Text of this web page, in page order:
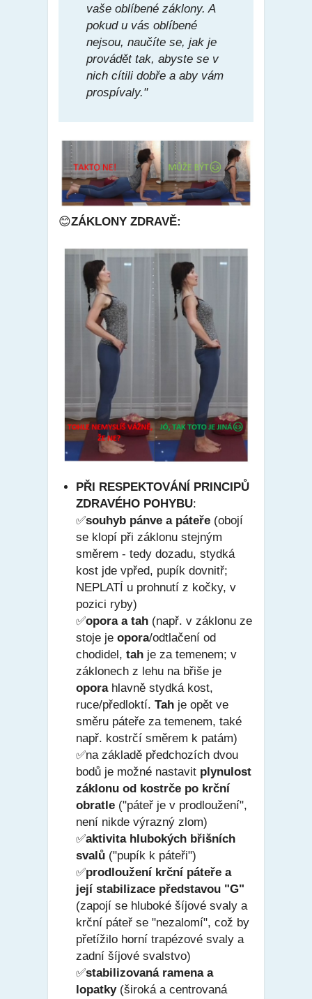
vaše oblíbené záklony. A
pokud u vás oblíbené
nejsou, naučíte se, jak je
provádět tak, abyste se v
nich cítili dobře a aby vám
prospívaly."
😊ZÁKLONY ZDRAVĚ:
PŘI RESPEKTOVÁNÍ PRINCIPŮ
ZDRAVÉHO POHYBU:
✅souhyb pánve a páteře (obojí
se klopí při záklonu stejným
směrem - tedy dozadu, stydká
kost jde vpřed, pupík dovnitř;
NEPLATÍ u prohnutí z kočky, v
pozici ryby)
✅opora a tah (např. v záklonu ze
stoje je opora/odtlačení od
chodidel, tah je za temenem; v
záklonech z lehu na břiše je
oporahlavně stydká kost,
ruce/předloktí. Tah je opět ve
směru páteře za temenem, také
např. kostrčí směrem k patám)
✅na základě předchozích dvou
bodů je možné nastavit plynulost
záklonu od kostrče po krční
obratle ("páteř je v prodloužení",
není nikde výrazný zlom)
✅aktivita hlubokých břišních
svalů ("pupík k páteři")
✅prodloužení krční páteře a
její stabilizace představou "G"
(zapojí se hluboké šíjové svaly a
krční páteř se "nezalomí", což by
přetížilo horní trapézové svaly a
zadní šíjové svalstvo)
✅stabilizovaná ramena a
lopatky(široká a centrovaná